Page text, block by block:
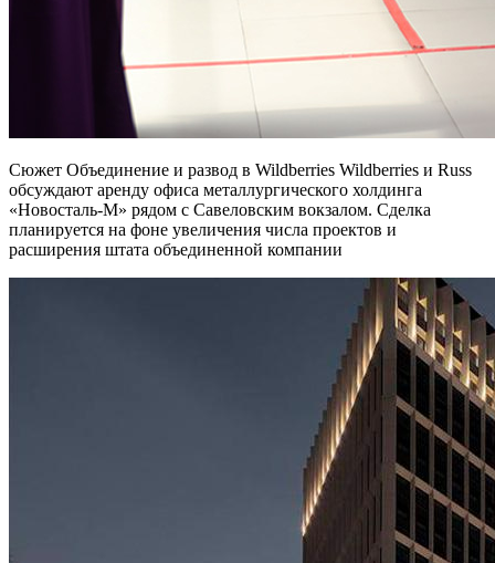
Сюжет Объединение и развод в Wildberries Wildberries и Russ
обсуждают аренду офиса металлургического холдинга
«Новосталь-М» рядом с Савеловским вокзалом. Сделка
планируется на фоне увеличения числа проектов и
расширения штата объединенной компании